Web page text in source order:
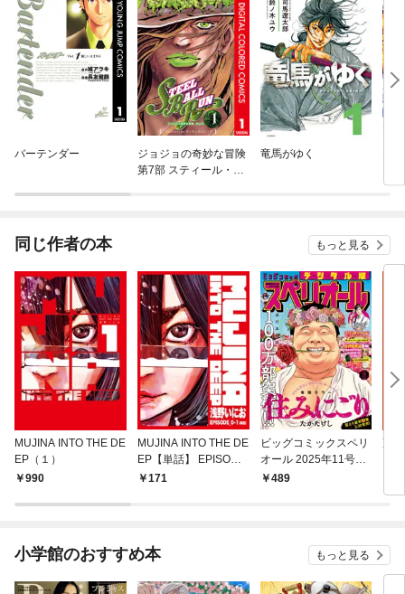
バーテンダー
ジョジョの奇妙な冒険
第7部 スティール・ボ
竜馬がゆく
同じ作者の本 もっと見る
MUJINA INTO THE DE
EP（１）
990
MUJINA INTO THE DE
EP【単話】 EPISODE
_0-1
171
ビッグコミックスペリ
オール 2025年11号
（2025年5月9日発
489
藤
E
小学館のおすすめ本 もっと見る